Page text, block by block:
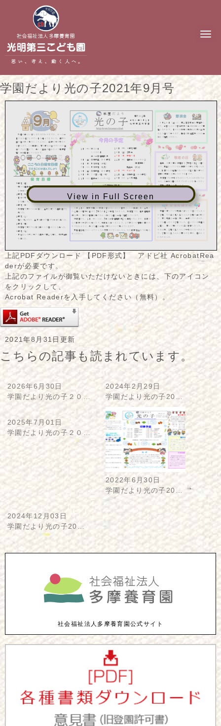
N
t
学園だより光の子2021年9月号
View in Full Screen
上記PDFダウンロード 【PDF形式】 アドビ社 AcrobatRea
derが必要です。
上記のファイルが御覧いただけないときには、下のアイコン
をクリックして、
Acrobat Readerを入手してください（無料）。
2021年8月31日更新
こちらの記事も読まれています。
2026年6月30日
学園だより光の子２０…
2024年2月29日
学園だより光の子20…
2025年7月01日
学園だより光の子２０…
2022年6月30日
学園だより光の子20…
2024年12月03日
学園だより光の子20…
社会福祉法人多摩養育園公式サイト